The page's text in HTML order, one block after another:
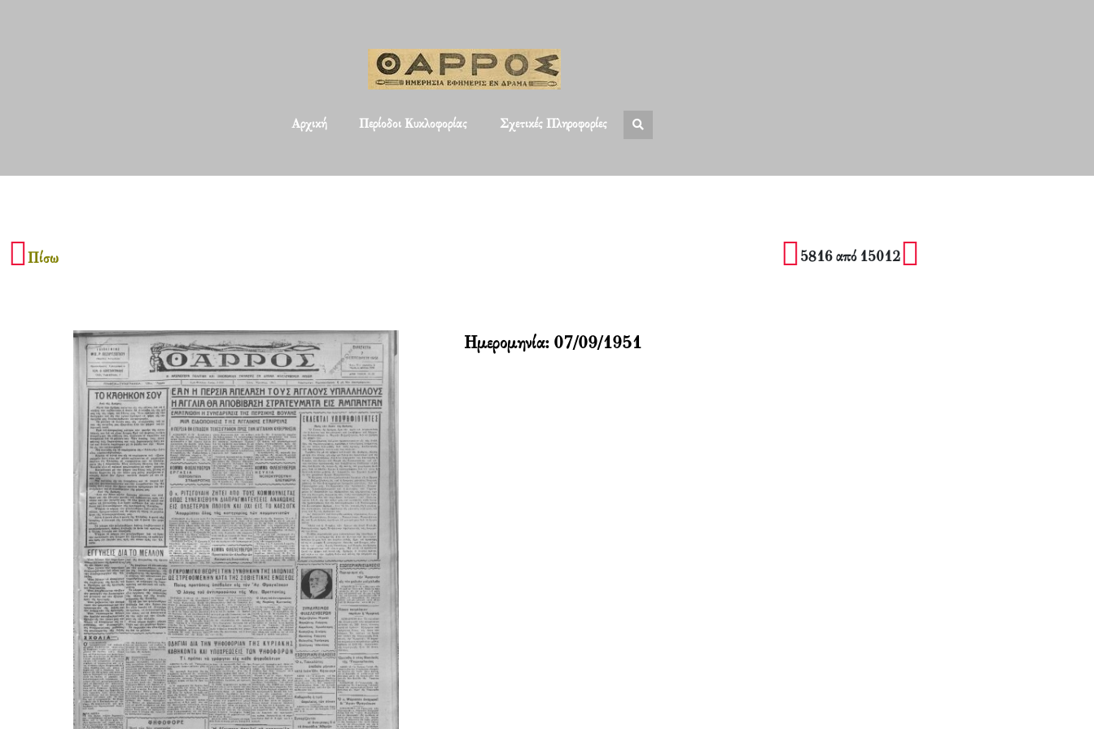
Αρχική Περίοδοι Κυκλοφορίας Σχετικές Πληροφορίες
Πίσω 5816 από 15012
Ημερομηνία: 07/09/1951